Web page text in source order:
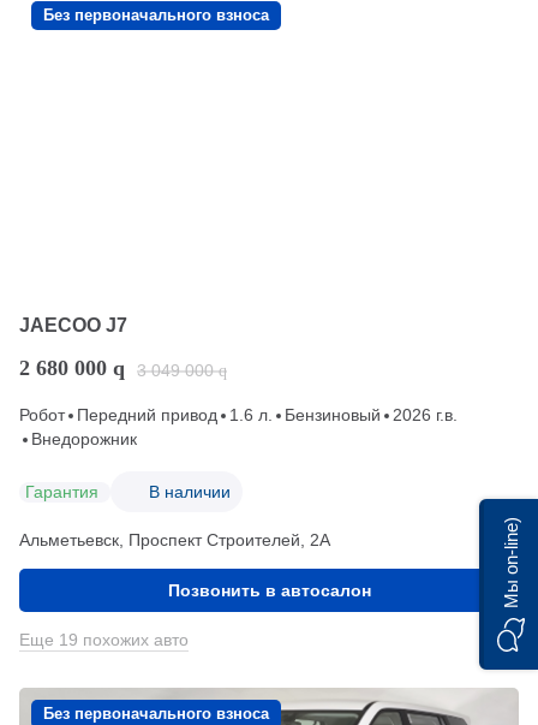
Без первоначального взноса
JAECOO J7
2 680 000 q 3 049 000 q
Робот Передний привод 1.6 л. Бензиновый
2026 г.в.
Внедорожник
Гарантия В наличии
Альметьевск, Проспект Строителей, 2А
Позвонить в автосалон
Еще 19 похожих авто
Без первоначального взноса
Мы on-line)